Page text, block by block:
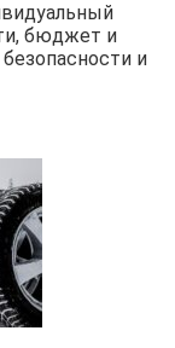
бюджет и
и